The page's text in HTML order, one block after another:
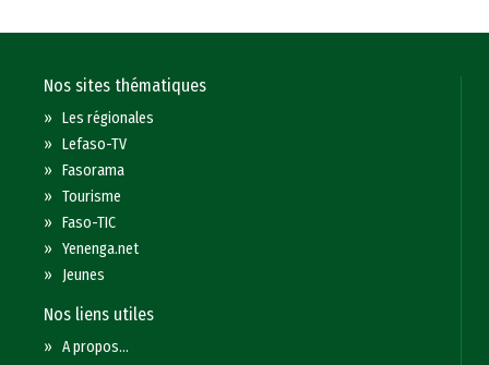
Nos sites thématiques
»Les régionales
»Lefaso-TV
»Fasorama
»Tourisme
»Faso-TIC
»Yenenga.net
» Jeunes
Nos liens utiles
»A propos...